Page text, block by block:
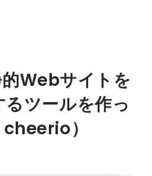
Webサイトを
ツールを作っ
）